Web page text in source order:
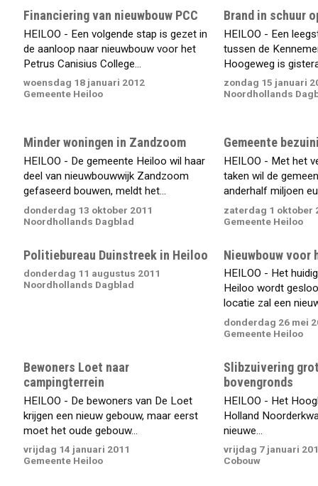
Financiering van nieuwbouw PCC
HEILOO - Een volgende stap is gezet in
de aanloop naar nieuwbouw voor het
Petrus Canisius College...
woensdag 18 januari 2012
Gemeente Heiloo
Brand in schuur
HEILOO - Een
tussen de
Hoogeweg is
zondag 15 januari
Noordhollands
Minder woningen in Zandzoom
HEILOO - De gemeente Heiloo wil haar
deel van nieuwbouwwijk Zandzoom
gefaseerd bouwen, meldt het...
donderdag 13 oktober 2011
Noordhollands Dagblad
Gemeente
HEILOO - Met het
taken wil de
anderhalf miljoen
zaterdag 1 oktober
Gemeente Heiloo
Politiebureau Duinstreek in Heiloo
donderdag 11 augustus 2011
Noordhollands Dagblad
Nieuwbouw voor
HEILOO - Het
Heiloo wordt
locatie zal een
donderdag 26 mei
Gemeente Heiloo
Bewoners Loet naar
campingterrein
HEILOO - De bewoners van De Loet
krijgen een nieuw gebouw, maar eerst
moet het oude gebouw...
vrijdag 14 januari 2011
Gemeente Heiloo
Slibzuivering
bovengronds
HEILOO - Het
Holland
nieuwe...
vrijdag 7 januari
Cobouw